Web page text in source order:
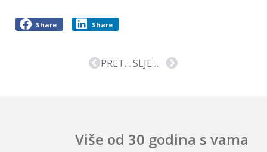
Share Share
PRETHODNA VIJEST SLJEDEĆA VIJEST
Više od 30 godina s vama